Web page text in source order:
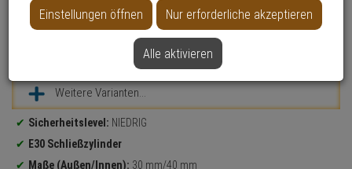
Weitere Varianten...
Produktinformationen
Sicherheitslevel: NIEDRIG
E30 Schließzylinder
Maße (Außen/Innen): 30 mm/40 mm
Einstellungen öffnen Nur erforderliche akzeptieren
Alle aktivieren